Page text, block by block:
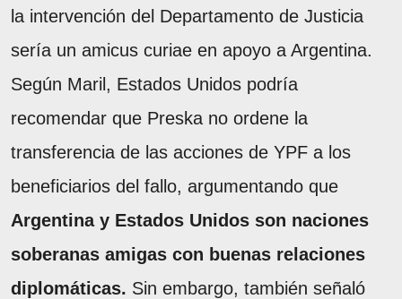
la intervención del Departamento de Justicia
sería un amicus curiae en apoyo a Argentina.
Según Maril, Estados Unidos podría
recomendar que Preska no ordene la
transferencia de las acciones de YPF a los
beneficiarios del fallo, argumentando que
Argentina y Estados Unidos son naciones
soberanas amigas con buenas relaciones
diplomáticas. Sin embargo, también señaló